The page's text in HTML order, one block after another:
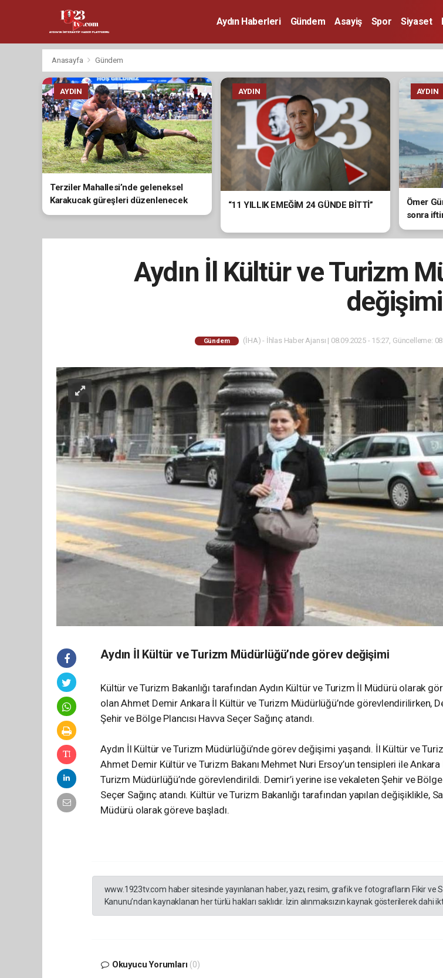
Aydın Haberleri Gündem Asayiş Spor Siyaset
Anasayfa Gündem
AYDIN
Terziler Mahallesi’nde geleneksel
Karakucak güreşleri düzenlenecek
AYDIN
“11 YILLIK EMEĞİM 24 GÜNDE BİTTİ”
AYDIN
Ömer
sonra
Aydın İl Kültür ve Turizm
değişimi
Gündem (İHA) - İhlas Haber Ajansı | 08.09.2025 - 15:27, Güncelleme:
Aydın İl Kültür ve Turizm Müdürlüğü’nde görev değişimi
Kültür ve Turizm Bakanlığı tarafından Aydın Kültür ve Turizm İl Müdürü olarak
olan Ahmet Demir Ankara İl Kültür ve Turizm Müdürlüğü’nde görevlendirilirken,
Şehir ve Bölge Plancısı Havva Seçer Sağınç atandı.
Aydın İl Kültür ve Turizm Müdürlüğü’nde görev değişimi yaşandı. İl Kültür ve
Ahmet Demir Kültür ve Turizm Bakanı Mehmet Nuri Ersoy’un tensipleri ile
Turizm Müdürlüğü’nde görevlendirildi. Demir’i yerine ise vekaleten Şehir ve Bölge
Seçer Sağınç atandı. Kültür ve Turizm Bakanlığı tarafından yapılan değişiklikle,
Müdürü olarak göreve başladı.
www.1923tv.com haber sitesinde yayınlanan haber, yazı, resim, grafik ve fotografların Fikir ve
Kanunu’ndan kaynaklanan her türlü hakları saklıdır. İzin alınmaksızın kaynak gösterilerek dahi
Okuyucu Yorumları (0)